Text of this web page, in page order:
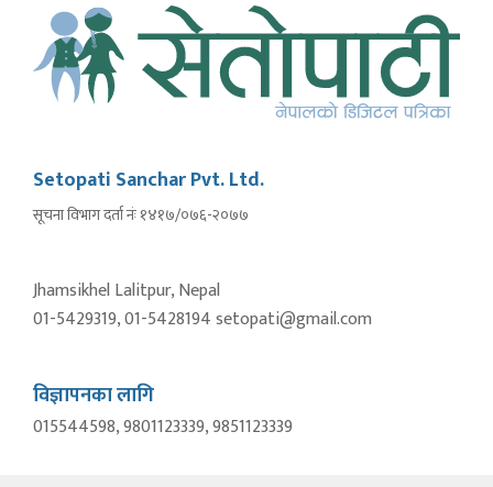
Setopati Sanchar Pvt. Ltd.
सूचना विभाग दर्ता नंः १४१७/०७६-२०७७
Jhamsikhel Lalitpur, Nepal
01-5429319, 01-5428194 setopati@gmail.com
विज्ञापनका लागि
015544598, 9801123339, 9851123339